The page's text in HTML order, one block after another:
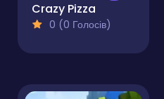
Crazy Pizza
0 (0 Голосів)